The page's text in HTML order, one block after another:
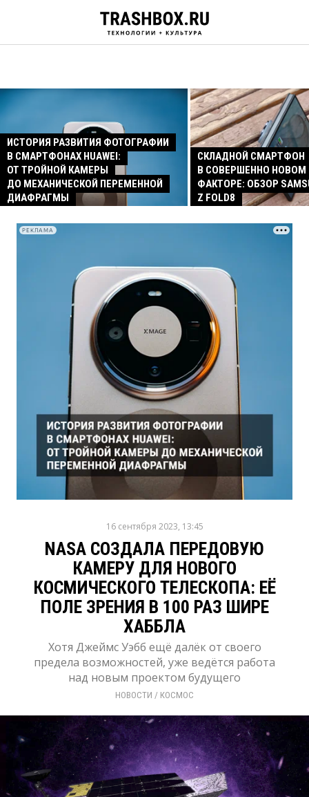
ИСТОРИЯ РАЗВИТИЯ ФОТОГРАФИИ
В СМАРТФОНАХ HUAWEI:
ОТ ТРОЙНОЙ КАМЕРЫ
ДО МЕХАНИЧЕСКОЙ ПЕРЕМЕННОЙ
ДИАФРАГМЫ
СКЛАДНОЙ СМАРТФОН
В СОВЕРШЕННО
ФАКТОРЕ: ОБЗОР
Z FOLD8
РЕКЛАМА
16 сентября 2023, 13:45
NASA СОЗДАЛА ПЕРЕДОВУЮ
КАМЕРУ ДЛЯ НОВОГО
КОСМИЧЕСКОГО ТЕЛЕСКОПА: ЕЁ
ПОЛЕ ЗРЕНИЯ В 100 РАЗ ШИРЕ
ХАББЛА
Хотя Джеймс Уэбб ещё далёк от своего
предела возможностей, уже ведётся работа
над новым проектом будущего
НОВОСТИ / КОСМОС